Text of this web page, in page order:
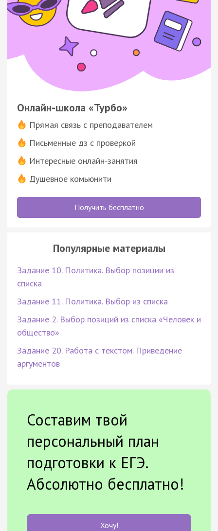
Онлайн-школа «Турбо»
Прямая связь с преподавателем
Письменные дз с проверкой
Интересные онлайн-занятия
Душевное комьюнити
Получить бесплатно
Популярные материалы
Задание 10. Политика. Выбор позиции из
списка
Задание 11. Политика. Выбор из списка
Задание 2. Выбор позиций из списка «Человек и
общество»
Задание 20. Работа с текстом. Приведение
аргументов
Составим твой
персональный план
подготовки к ЕГЭ.
Абсолютно бесплатно!
Хочу!